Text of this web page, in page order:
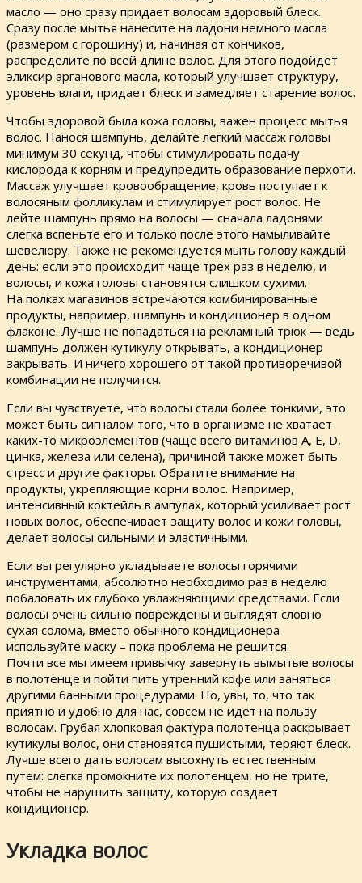
масло — оно сразу придает волосам здоровый блеск.
Сразу после мытья нанесите на ладони немного масла
(размером с горошину) и, начиная от кончиков,
распределите по всей длине волос. Для этого подойдет
эликсир арганового масла, который улучшает структуру,
уровень влаги, придает блеск и замедляет старение волос.
Чтобы здоровой была кожа головы, важен процесс мытья
волос. Нанося шампунь, делайте легкий массаж головы
минимум 30 секунд, чтобы стимулировать подачу
кислорода к корням и предупредить образование перхоти.
Массаж улучшает кровообращение, кровь поступает к
волосяным фолликулам и стимулирует рост волос. Не
лейте шампунь прямо на волосы — сначала ладонями
слегка вспеньте его и только после этого намыливайте
шевелюру. Также не рекомендуется мыть голову каждый
день: если это происходит чаще трех раз в неделю, и
волосы, и кожа головы становятся слишком сухими.
На полках магазинов встречаются комбинированные
продукты, например, шампунь и кондиционер в одном
флаконе. Лучше не попадаться на рекламный трюк — ведь
шампунь должен кутикулу открывать, а кондиционер
закрывать. И ничего хорошего от такой противоречивой
комбинации не получится.
Если вы чувствуете, что волосы стали более тонкими, это
может быть сигналом того, что в организме не хватает
каких-то микроэлементов (чаще всего витаминов А, Е, D,
цинка, железа или селена), причиной также может быть
стресс и другие факторы. Обратите внимание на
продукты, укрепляющие корни волос. Например,
интенсивный коктейль в ампулах, который усиливает рост
новых волос, обеспечивает защиту волос и кожи головы,
делает волосы сильными и эластичными.
Если вы регулярно укладываете волосы горячими
инструментами, абсолютно необходимо раз в неделю
побаловать их глубоко увлажняющими средствами. Если
волосы очень сильно повреждены и выглядят словно
сухая солома, вместо обычного кондиционера
используйте маску – пока проблема не решится.
Почти все мы имеем привычку завернуть вымытые волосы
в полотенце и пойти пить утренний кофе или заняться
другими банными процедурами. Но, увы, то, что так
приятно и удобно для нас, совсем не идет на пользу
волосам. Грубая хлопковая фактура полотенца раскрывает
кутикулы волос, они становятся пушистыми, теряют блеск.
Лучше всего дать волосам высохнуть естественным
путем: слегка промокните их полотенцем, но не трите,
чтобы не нарушить защиту, которую создает
кондиционер.
Укладка волос